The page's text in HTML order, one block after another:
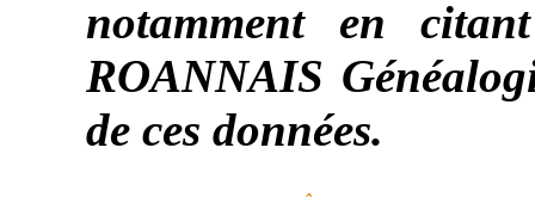
notamment en
ROANNAIS
de ces données.